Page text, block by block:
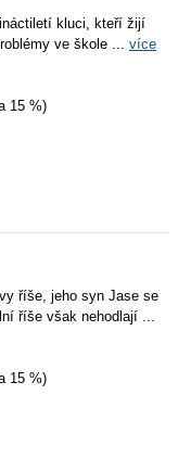
kluci, kteří žijí
ve škole ... více
15 %)
říše, jeho syn Jase se
říše však nehodlají ...
15 %)